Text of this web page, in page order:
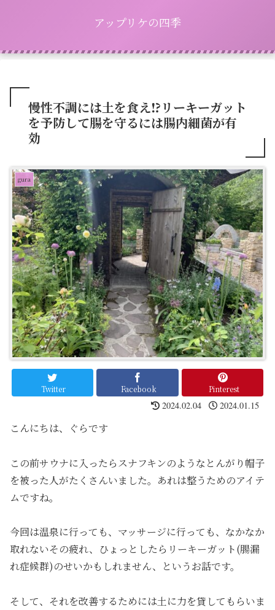
アップリケの四季
慢性不調には土を食え⁉︎リーキーガット
を予防して腸を守るには腸内細菌が有
効
gura
Twitter Facebook Pinterest
2024.02.04 2024.01.15
こんにちは、ぐらです
この前サウナに入ったらスナフキンのようなとんがり帽子
を被った人がたくさんいました。あれは整うためのアイテ
ムですね。
今回は温泉に行っても、マッサージに行っても、なかなか
取れないその疲れ、ひょっとしたらリーキーガット(腸漏
れ症候群)のせいかもしれません、というお話です。
そして、それを改善するためには土に力を貸してもらいま